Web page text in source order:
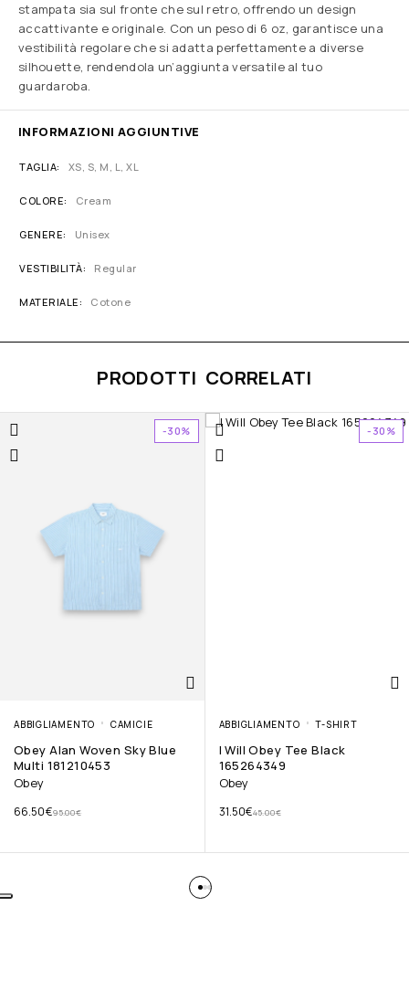
stampata sia sul fronte che sul retro, offrendo un design
accattivante e originale. Con un peso di 6 oz, garantisce una
vestibilità regolare che si adatta perfettamente a diverse
silhouette, rendendola un’aggiunta versatile al tuo
guardaroba.
INFORMAZIONI AGGIUNTIVE
TAGLIA XS, S, M, L, XL
COLORE Cream
GENERE Unisex
VESTIBILITÀ Regular
MATERIALE Cotone
PRODOTTI CORRELATI
-30%
ABBIGLIAMENTO CAMICIE
Obey Alan Woven Sky Blue
Multi 181210453
Obey
95.00€
66.50€
-30%
ABBIGLIAMENTO T-SHIRT
I Will Obey Tee Black
165264349
Obey
45.00€
31.50€